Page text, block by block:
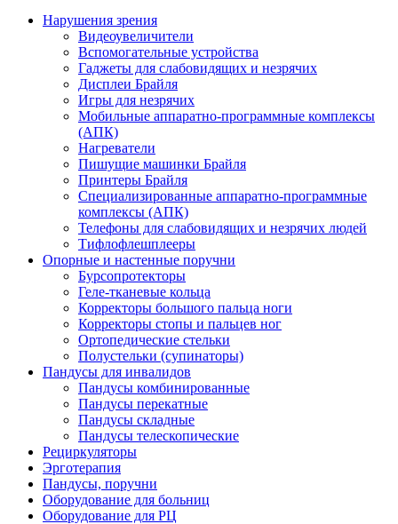
Нарушения зрения
Видеоувеличители
Вспомогательные устройства
Гаджеты для слабовидящих и незрячих
Дисплеи Брайля
Игры для незрячих
Мобильные аппаратно-программные комплексы
(АПК)
Нагреватели
Пишущие машинки Брайля
Принтеры Брайля
Специализированные аппаратно-программные
комплексы (АПК)
Телефоны для слабовидящих и незрячих людей
Тифлофлешплееры
Опорные и настенные поручни
Бурсопротекторы
Геле-тканевые кольца
Корректоры большого пальца ноги
Корректоры стопы и пальцев ног
Ортопедические стельки
Полустельки (супинаторы)
Пандусы для инвалидов
Пандусы комбинированные
Пандусы перекатные
Пандусы складные
Пандусы телескопические
Рециркуляторы
Эрготерапия
Пандусы, поручни
Оборудование для больниц
Оборудование для РЦ